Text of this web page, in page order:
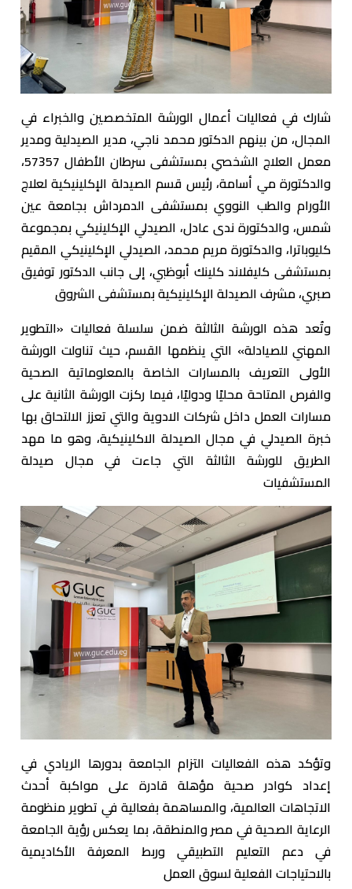
شارك في فعاليات أعمال الورشة المتخصصين والخبراء في
المجال، من بينهم الدكتور محمد ناجي، مدير الصيدلية ومدير
معمل العلاج الشخصي بمستشفى سرطان الأطفال 57357،
والدكتورة مي أسامة، رئيس قسم الصيدلة الإكلينيكية لعلاج
الأورام والطب النووي بمستشفى الدمرداش بجامعة عين
شمس، والدكتورة ندى عادل، الصيدلي الإكلينيكي بمجموعة
كليوباترا، والدكتورة مريم محمد، الصيدلي الإكلينيكي المقيم
بمستشفى كليفلاند كلينك أبوظبي، إلى جانب الدكتور توفيق
صبري، مشرف الصيدلة الإكلينيكية بمستشفى الشروق
وتُعد هذه الورشة الثالثة ضمن سلسلة فعاليات «التطوير
المهني للصيادلة» التي ينظمها القسم، حيث تناولت الورشة
الأولى التعريف بالمسارات الخاصة بالمعلوماتية الصحية
والفرص المتاحة محليًا ودوليًا، فيما ركزت الورشة الثانية على
مسارات العمل داخل شركات الادوية والتي تعزز الالتحاق بها
خبرة الصيدلي في مجال الصيدلة الاكلينيكية، وهو ما مهد
الطريق للورشة الثالثة التي جاءت في مجال صيدلة
المستشفيات
وتؤكد هذه الفعاليات التزام الجامعة بدورها الريادي في
إعداد كوادر صحية مؤهلة قادرة على مواكبة أحدث
الاتجاهات العالمية، والمساهمة بفعالية في تطوير منظومة
الرعاية الصحية في مصر والمنطقة، بما يعكس رؤية الجامعة
في دعم التعليم التطبيقي وربط المعرفة الأكاديمية
بالاحتياجات الفعلية لسوق العمل